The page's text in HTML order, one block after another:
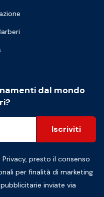
dal mondo
Iscriviti
, presto il consenso
per finalità di marketing
inviate via